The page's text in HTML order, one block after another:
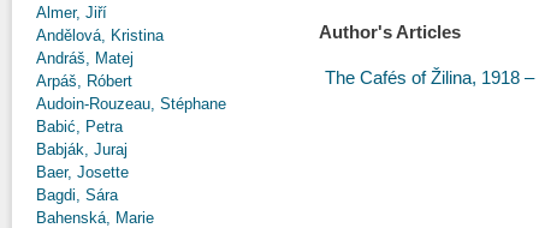
Almer, Jiří
Andělová, Kristina
Andráš, Matej
Arpáš, Róbert
Audoin-Rouzeau, Stéphane
Babić, Petra
Babják, Juraj
Baer, Josette
Bagdi, Sára
Bahenská, Marie
Author's Articles
The Cafés of Žilina, 1918 –